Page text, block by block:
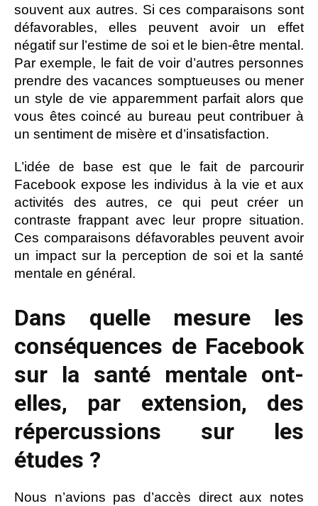
souvent aux autres. Si ces comparaisons sont
défavorables, elles peuvent avoir un effet
négatif sur l’estime de soi et le bien-être mental.
Par exemple, le fait de voir d’autres personnes
prendre des vacances somptueuses ou mener
un style de vie apparemment parfait alors que
vous êtes coincé au bureau peut contribuer à
un sentiment de misère et d’insatisfaction.
L’idée de base est que le fait de parcourir
Facebook expose les individus à la vie et aux
activités des autres, ce qui peut créer un
contraste frappant avec leur propre situation.
Ces comparaisons défavorables peuvent avoir
un impact sur la perception de soi et la santé
mentale en général.
Dans quelle mesure les
conséquences de Facebook
sur la santé mentale ont-
elles, par extension, des
répercussions sur les
études ?
Nous n’avions pas d’accès direct aux notes